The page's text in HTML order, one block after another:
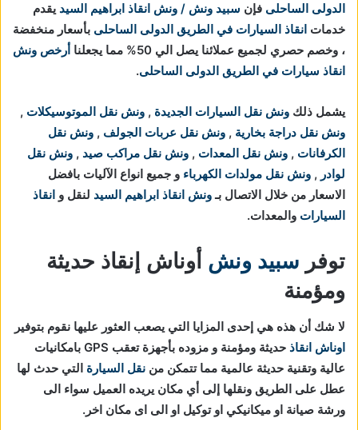
الدولى الساحلى فإن سبيد ونش / ونش انقاذ ابراهيم السيد يقدم
خدمات انقاذ السيارات في الطريق الدولى الساحلى بأسعار منخفضة
، وخصم حصري لجميع عملائنا يصل الي 50% مما يجعلنا
أرخص ونش
انقاذ سيارات في الطريق الدولى الساحلى.
يشمل ذلك ونش نقل السيارات الجديدة , ونش نقل الموتوسيكلات ,
ونش نقل دراجة بخارية , ونش نقل عربات الجولف , ونش نقل
الكرفانات , ونش نقل المعدات , ونش نقل مراكب صيد , ونش نقل
لوادر , ونش نقل مولدات الكهرباء و جميع انواع الآليات بافضل
الاسعار من خلال الاتصال بـونش انقاذ ابراهيم السيد لنقل و انقاذ
السيارات والمعدات.
توفر سبيد ونش أوناش إنقاذ حديثة
ومؤمنة
لا شك أن هذه هي إحدى المزايا التي يصعب العثور عليها نقوم بتوفير
اوناش انقاذ
حديثة ومؤمنة و مزوده بأجهزة تعقب GPS بامكانيات
عالية وتقنية حديثة عالمية مما تتمكن من نقل السيارة التي حدث لها
عطل على الطريق ونقلها إلى أي مكان يريده العميل سواء الى
ورشة صيانة او ميكانيكي او توكيل او الى اى مكان اخر.